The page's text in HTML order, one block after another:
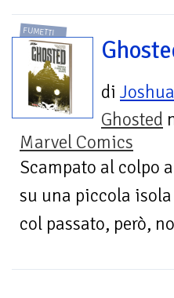
FUMETTI
di
Ghosted
Marvel Comics
Scampato al colpo
su una piccola
col passato, però,